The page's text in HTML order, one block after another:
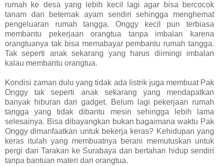
rumah ke desa yang lebih kecil lagi agar bisa bercocok
tanam dan beternak ayam sendiri sehingga menghemat
pengeluaran rumah tangga. Onggy kecil pun terbiasa
membantu pekerjaan orangtua tanpa imbalan karena
orangtuanya tak bisa memabayar pembantu rumah tangga.
Tak seperti anak sekarang yang harus diimingi imbalan
kalau membantu orangtua.
Kondisi zaman dulu yang tidak ada listrik juga membuat Pak
Onggy tak seperti anak sekarang yang mendapatkan
banyak hiburan dari gadget. Belum lagi pekerjaan rumah
tangga yang tidak dibantu mesin sehingga lebih lama
selesainya. Bisa dibayangkan bukan bagaimana waktu Pak
Onggy dimanfaatkan untuk bekerja keras? Kehidupan yang
keras itulah yang membuatnya berani memutuskan untuk
pergi dari Tarakan ke Surabaya dan bertahan hidup sendiri
tanpa bantuan materi dari orangtua.